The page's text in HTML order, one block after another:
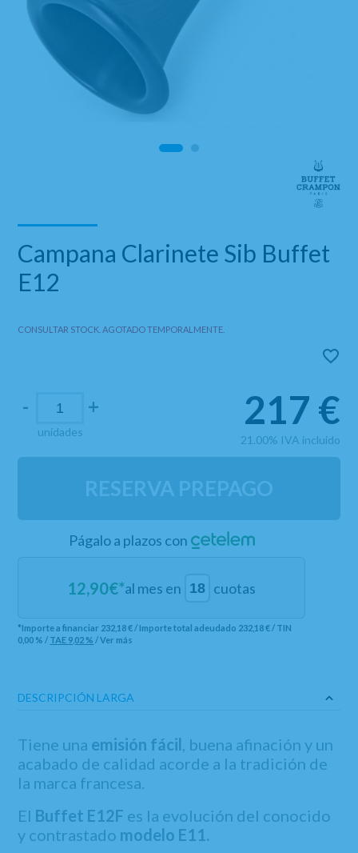
Campana Clarinete Sib Buffet
E12
CONSULTAR STOCK. AGOTADO TEMPORALMENTE.
-
unidades
+ 217 €
21.00% IVA incluido
RESERVA PREPAGO
Págalo a plazos con
12,90€*al mes en cuotas
*Importe a financiar 232,18 €/ Importe total adeudado 232,18 €/ TIN
0,00 % / TAE 9,02 % /Ver más
DESCRIPCIÓN LARGA
Tiene una emisión fácil, buena afinación y un
acabado de calidad acorde a la tradición de
la marca francesa.
El Buffet E12F es la evolución del conocido
y contrastado modelo E11.